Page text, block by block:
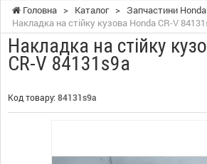
Головна > Каталог > Запчастини
Накладка на стійку кузова Honda CR-V
Накладка на стійку
CR-V 84131s9a
Код товару: 84131s9a